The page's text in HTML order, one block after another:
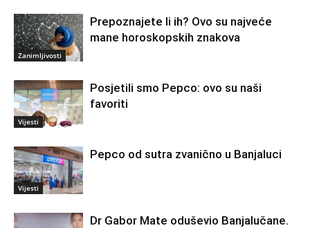
Zanimljivosti
Prepoznajete li ih? Ovo su najveće
mane horoskopskih znakova
Vijesti
Posjetili smo Pepco: ovo su naši
favoriti
Vijesti
Pepco od sutra zvanično u Banjaluci
Dr Gabor Mate oduševio Banjalučane.